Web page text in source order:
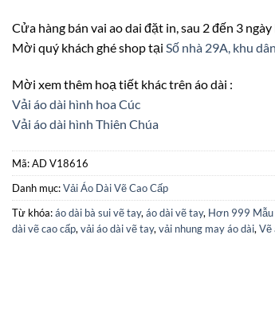
Cửa hàng bán vai ao dai đặt in, sau 2 đến 3
Mời quý khách ghé shop tại Số nhà 29A, khu
Mời xem thêm hoạ tiết khác trên áo dài :
Vải áo dài hình hoa Cúc
Vải áo dài hình Thiên Chúa
Mã:AD V18616
Danh mục:Vải Áo Dài Vẽ Cao Cấp
Từ khóa:áo dài bà sui vẽ tay, áo dài vẽ tay, Hơn 999 Mẫu
dài vẽ cao cấp, vải áo dài vẽ tay, vải nhung may áo dài, Vẽ